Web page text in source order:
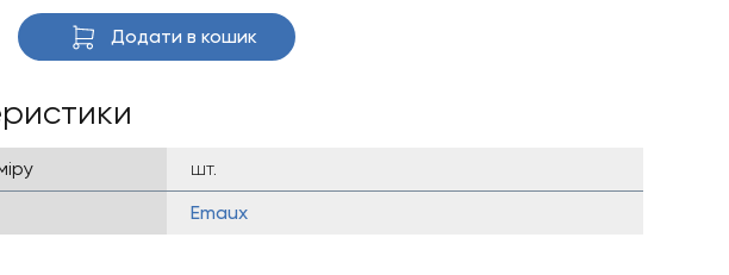
Додати в кошик
шт.
Emaux